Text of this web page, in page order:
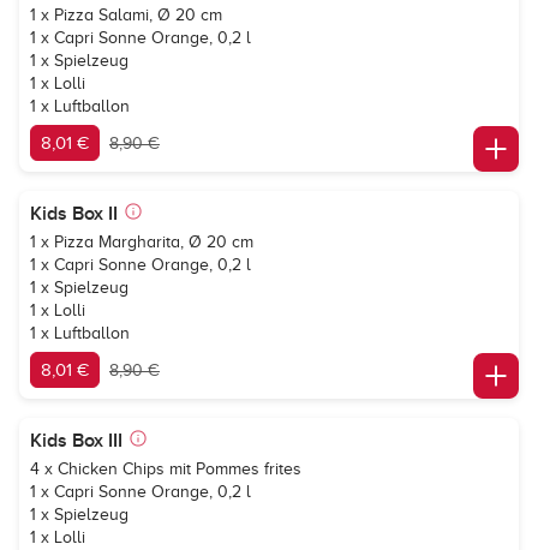
1 x Pizza Salami, Ø 20 cm
1 x Capri Sonne Orange, 0,2 l
1 x Spielzeug
1 x Lolli
1 x Luftballon
8,01 € 8,90 €
Kids Box II
1 x Pizza Margharita, Ø 20 cm
1 x Capri Sonne Orange, 0,2 l
1 x Spielzeug
1 x Lolli
1 x Luftballon
8,01 € 8,90 €
Kids Box III
4 x Chicken Chips mit Pommes frites
1 x Capri Sonne Orange, 0,2 l
1 x Spielzeug
1 x Lolli